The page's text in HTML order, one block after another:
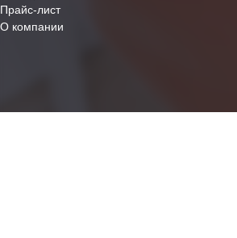
Прайс-лист
О компании